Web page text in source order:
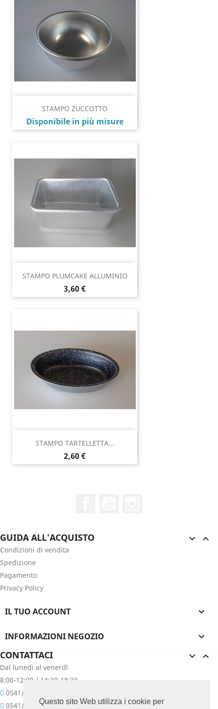
Questo sito Web utilizza i cookie per
STAMPO ZUCCOTTO
Prezzo
Disponibile in più misure
STAMPO PLUMCAKE ALLUMINIO
Prezzo
3,60 €
STAMPO TARTELLETTA...
Prezzo
2,60 €
GUIDA ALL'ACQUISTO  
Condizioni di vendita
Spedizione
Pagamento
Privacy Policy
IL TUO ACCOUNT 
INFORMAZIONI NEGOZIO

CONTATTACI
 
Dal lunedì al venerdì
8:00-12:00 / 14:30-18:30
0541/657400
0541/657076